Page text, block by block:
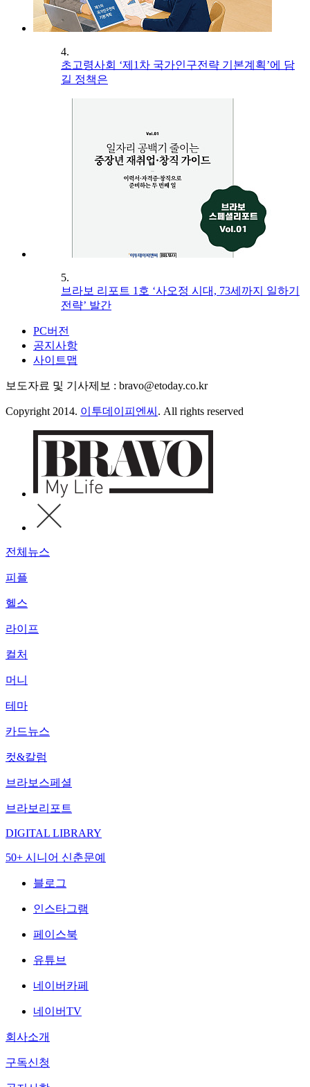
4.
초고령사회 ‘제1차 국가인구전략 기본계획’에 담
길 정책은
5.
브라보 리포트 1호 ‘사오정 시대, 73세까지 일하기
전략’ 발간
PC버전
공지사항
사이트맵
보도자료 및 기사제보 : bravo@etoday.co.kr
Copyright 2014. 이투데이피엔씨 . All rights reserved
전체뉴스
피플
헬스
라이프
컬처
머니
테마
카드뉴스
컷&칼럼
브라보스페셜
브라보리포트
DIGITAL LIBRARY
50+ 시니어 신춘문예
블로그
인스타그램
페이스북
유튜브
네이버카페
네이버TV
회사소개
구독신청